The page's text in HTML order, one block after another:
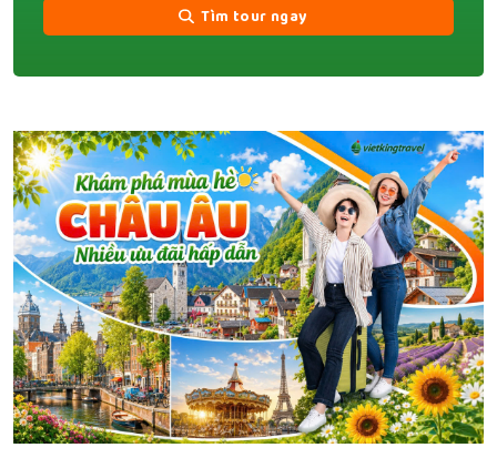
Tìm tour ngay